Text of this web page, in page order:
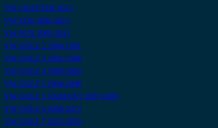
VW CRAFTER 2017-
VW EOS 2006-2015
VW FOX 2005-2011
VW GOLF 2 1984-1991
VW GOLF 3 1992-1998
VW GOLF 4 1998-2004
VW GOLF 5 2004-2008
VW GOLF 5 VARIANT 2007-2009
VW GOLF 6 2008-2013
VW GOLF 7 2013-2019